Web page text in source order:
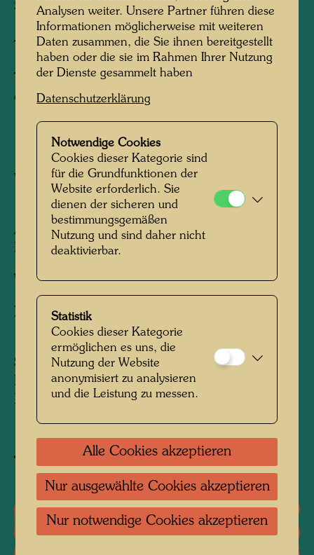
SONG OF THE WHALES
Tapisserie
Tapestry in three parts, (1690 x 1220 mm
each)
Vienna, 1981/82
1690 mm x 3660 mm
Aus Wolle, Seide und Silberfäden mit 5
Fäden/cm gewebt.
Weber:Hilde Absalon
Nach Werk777 SONG OF THE WHALES,
Sammlung:
Deutsche Bundesbank - Hauptverwaltung in
Nordrhein-Westfalen, Dusseldorf
Objekt zum Werk kaufen
Einzelausstellungen
Analysen weiter. Unsere Partner führen diese
Informationen möglicherweise mit weiteren
Daten zusammen, die Sie ihnen bereitgestellt
haben oder die sie im Rahmen Ihrer Nutzung
der Dienste gesammelt haben
Datenschutzerklärung
Notwendige Cookies
Cookies dieser Kategorie sind
für die Grundfunktionen der
Website erforderlich. Sie
dienen der sicheren und
bestimmungsgemäßen
Nutzung und sind daher nicht
deaktivierbar.
Statistik
Cookies dieser Kategorie
ermöglichen es uns, die
Nutzung der Website
anonymisiert zu analysieren
und die Leistung zu messen.
Alle Cookies akzeptieren
Nur ausgewählte Cookies akzeptieren
Nur notwendige Cookies akzeptieren